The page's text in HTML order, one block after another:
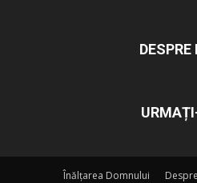
DESPRE
Înălțarea Domnului